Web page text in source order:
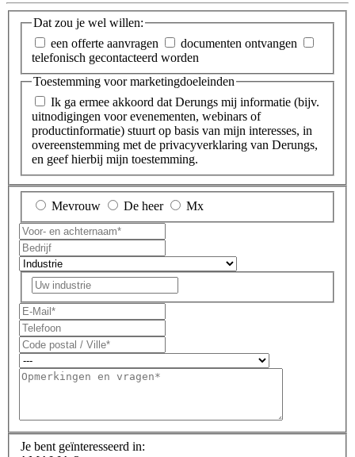
Dat zou je wel willen:
een offerte aanvragen
documenten ontvangen
telefonisch gecontacteerd worden
Toestemming voor marketingdoeleinden
Ik ga ermee akkoord dat Derungs mij informatie (bijv.
uitnodigingen voor evenementen, webinars of
productinformatie) stuurt op basis van mijn interesses, in
overeenstemming met de privacyverklaring van Derungs,
en geef hierbij mijn toestemming.
Mevrouw De heer Mx
Je bent geïnteresseerd in: